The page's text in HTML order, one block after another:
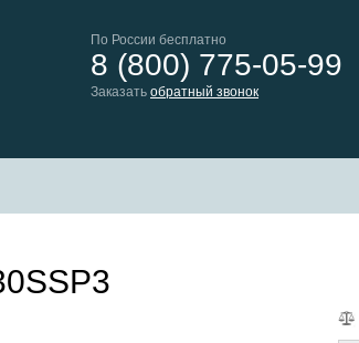
По России бесплатно
8 (800) 775-05-99
Заказать обратный звонок